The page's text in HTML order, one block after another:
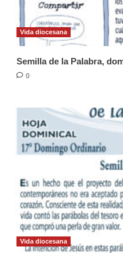
Vida diocesana
Semilla de la Palabra,
0
Vida diocesana